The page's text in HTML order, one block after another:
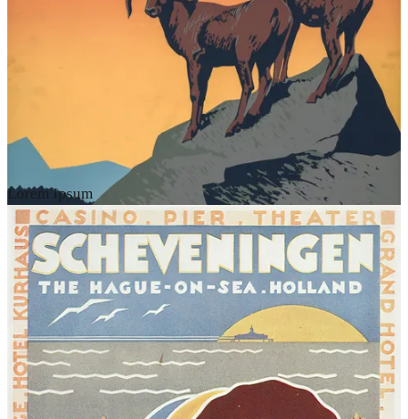
Lorem Ipsum